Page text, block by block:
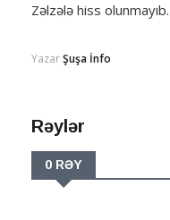
Zəlzələ hiss olunmayıb.
YazarŞuşa İnfo
Rəylər
0 RƏY